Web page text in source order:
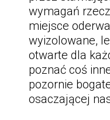
wymagań
miejsce
wyizolowane,
otwarte dla
poznać coś
pozornie
osaczającej